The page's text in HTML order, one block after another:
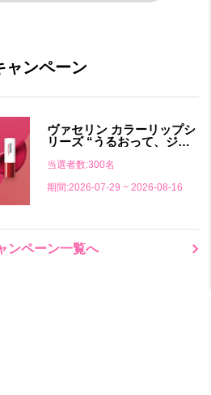
ャンペーン
ヴァセリン カラーリップシ
リーズ “うるおって、ジュ
当選者数:300名
期間:2026-07-29 ~ 2026-08-16
ンペーン一覧へ